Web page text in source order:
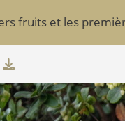
fruits et les